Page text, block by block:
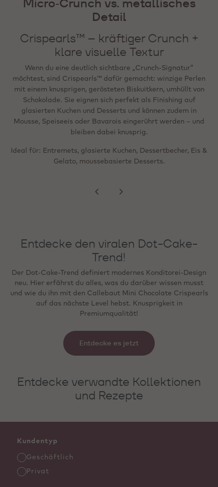
Detail
Crispearls™ – kräftiger Crunch +
klare visuelle Textur
Wenn du eine deutlich sichtbare „Crunch‑Signatur“
möchtest, sind Crispearls™ dafür gemacht: winzige Perlen
mit einem knusprigen, gerösteten Biskuitkern, umhüllt von
Schokolade. Sie eignen sich perfekt als Finishing auf
glasierten Kuchen und Desserts und können zudem in
Mousse, Speiseeis oder Bavarois eingerührt werden – und
bleiben dabei knusprig.
Ideal für: Entremets, glasierte Kuchen, Dessertbecher, Eis &
Gelato, moussebasierte Desserts.
weiterhin crunchy)
Mini Crispearls™ sind die „Mikro“-Version: Miniaturperlen
winzigen gerösteten Biskuitkern. Sie lassen sich leicht
streuen (Sprinkle‑Format) und eignen sich für Shakes,
Standardversion können sie in Mousse, Eis oder Bavarois
gemischt werden und bleiben angenehm knusprig.
Ideal für: feineres, eleganteres Finishing; Getränketoppings;
gleichmäßige Verteilung auf Oberflächen (z. B. Ränder,
Metallic Flakes – hochwertiger
visueller Akzent (hitzestabil /
gefriergeeignet)
Wenn das Ziel ein „Wow“-Effekt ist – festlich,
Metallic Flakes präzise visuelle Akzente. Sie sind
gebrauchsfertig, hitzestabil und lassen sich auf dem
fertigen Produkt einfrieren, ohne Farbübertragung auf
Cremes oder Biskuits.
Pralinen‑Finish, saisonale Specials und
Premium‑Präsentationen in der Theke.
Entdecke den viralen Dot-Cake-
Trend!
Der Dot-Cake-Trend definiert modernes Konditorei-Design
neu. Hier erfährst du alles, was du darüber wissen musst
und wie du ihn mit den Callebaut Mini Chocolate Crispearls
auf das nächste Level hebst. Knusprigkeit in
Premiumqualität!
Entdecke es jetzt
Entdecke verwandte Kollektionen
und Rezepte
Kundentyp
Geschäftlich
Privat